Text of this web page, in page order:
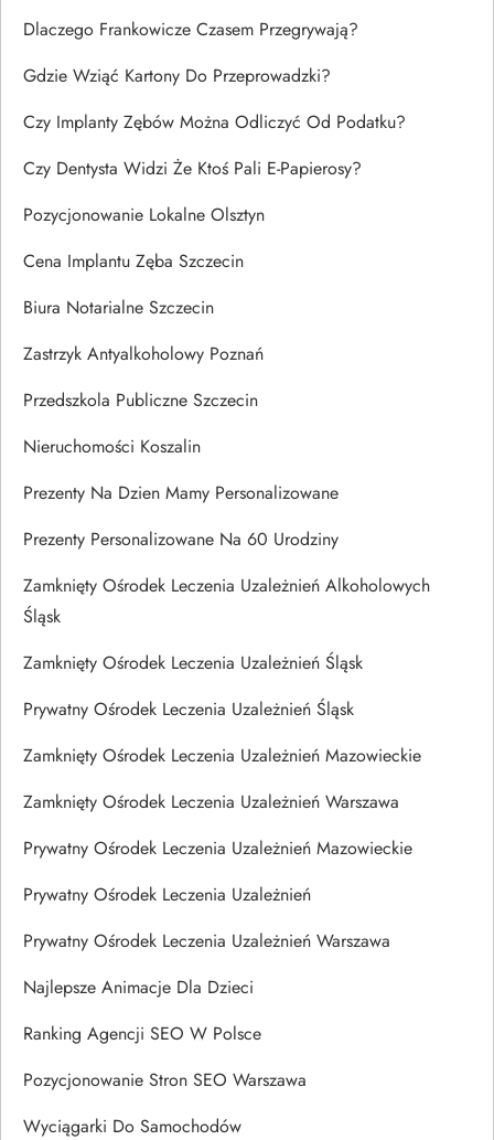
Dlaczego Frankowicze Czasem Przegrywają?
Gdzie Wziąć Kartony Do Przeprowadzki?
Czy Implanty Zębów Można Odliczyć Od Podatku?
Czy Dentysta Widzi Że Ktoś Pali E-Papierosy?
Pozycjonowanie Lokalne Olsztyn
Cena Implantu Zęba Szczecin
Biura Notarialne Szczecin
Zastrzyk Antyalkoholowy Poznań
Przedszkola Publiczne Szczecin
Nieruchomości Koszalin
Prezenty Na Dzien Mamy Personalizowane
Prezenty Personalizowane Na 60 Urodziny
Zamknięty Ośrodek Leczenia Uzależnień Alkoholowych
Śląsk
Zamknięty Ośrodek Leczenia Uzależnień Śląsk
Prywatny Ośrodek Leczenia Uzależnień Śląsk
Zamknięty Ośrodek Leczenia Uzależnień Mazowieckie
Zamknięty Ośrodek Leczenia Uzależnień Warszawa
Prywatny Ośrodek Leczenia Uzależnień Mazowieckie
Prywatny Ośrodek Leczenia Uzależnień
Prywatny Ośrodek Leczenia Uzależnień Warszawa
Najlepsze Animacje Dla Dzieci
Ranking Agencji SEO W Polsce
Pozycjonowanie Stron SEO Warszawa
Wyciągarki Do Samochodów